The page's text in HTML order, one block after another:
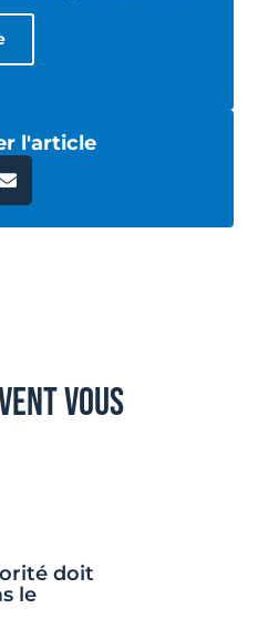
l'article
vous
doit
le